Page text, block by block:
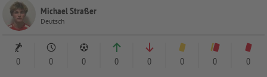
Michael Straßer
Deutsch
0 0 0 0 0 0 0 0